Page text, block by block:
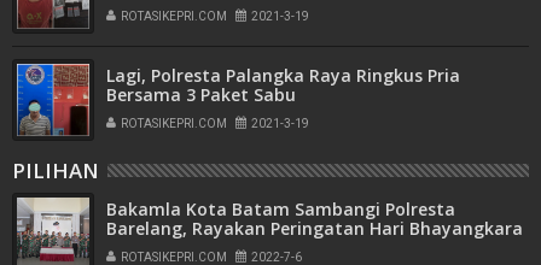
ROTASIKEPRI.COM 2021-3-19
Lagi, Polresta Palangka Raya Ringkus Pria
Bersama 3 Paket Sabu
ROTASIKEPRI.COM 2021-3-19
PILIHAN
Bakamla Kota Batam Sambangi Polresta
Barelang, Rayakan Peringatan Hari Bhayangkara
ke-76
ROTASIKEPRI.COM 2022-7-6